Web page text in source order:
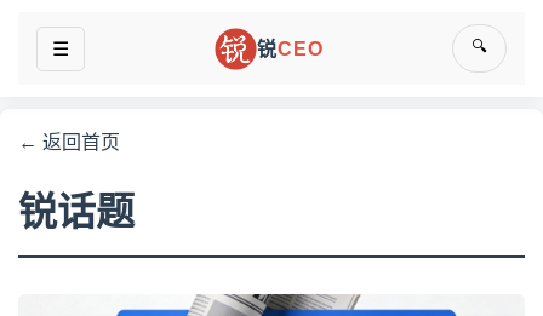
☰ 锐CEO 🔍
← 返回首页
锐话题